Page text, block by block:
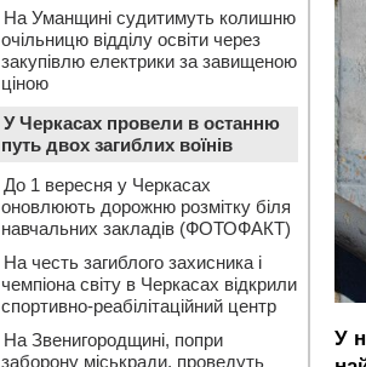
У
На Уманщині судитимуть колишню
очільницю відділу освіти через
закупівлю електрики за завищеною
ціною
У Черкасах провели в останню
путь двох загиблих воїнів
До 1 вересня у Черкасах
оновлюють дорожню розмітку біля
навчальних закладів (ФОТОФАКТ)
На честь загиблого захисника і
чемпіона світу в Черкасах відкрили
спортивно-реабілітаційний центр
На Звенигородщині, попри
заборону міськради, проведуть